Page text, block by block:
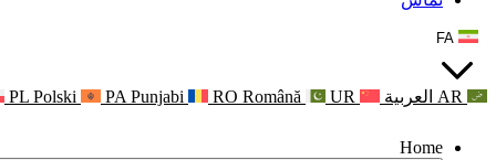
FA
AR العربية PL Polski PA Punjabi RO Română UR
Home